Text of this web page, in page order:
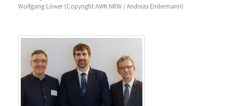
Wolfgang Löwer (Copyright AWK NRW / Andreas Endermann)